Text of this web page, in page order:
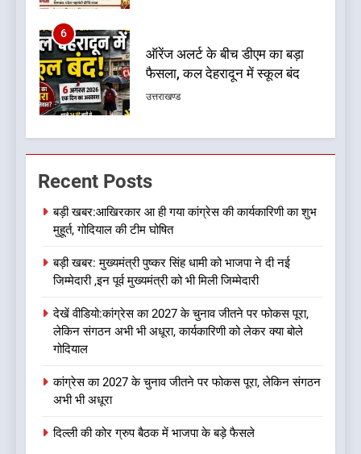
6
ऑरेंज अलर्ट के बीच डीएम का बड़ा
फैसला, कल देहरादून में स्कूल बंद
उत्तराखण्ड
7
भालू, ग्रामीणों में दहशत
उत्तराखण्ड
नशा उन्मूलन और मिशन एजुकेशन के
लिए एडवोकेट ललित मोहन जोशी को
मिला ‘घन्ना भाई सम्मान-2026
उत्तराखण्ड
1
बड़ी खबर:आखिरकार आ ही गया
कांग्रेस की कार्यकारिणी का शुभ मुहूर्त,
Recent Posts
बड़ी खबर:आखिरकार आ ही गया कांग्रेस की कार्यकारिणी का शुभ
मुहूर्त, गोदियाल की टीम घोषित
बड़ी खबर: मुख्यमंत्री पुष्कर सिंह धामी को भाजपा ने दी नई
जिम्मेदारी ,इन पूर्व मुख्यमंत्री को भी मिली जिम्मेदारी
देखें वीडियो:कांग्रेस का 2027 के चुनाव जीतने पर फोकस पूरा,
लेकिन संगठन अभी भी अधूरा, कार्यकारिणी को लेकर क्या बोले
गोदियाल
कांग्रेस का 2027 के चुनाव जीतने पर फोकस पूरा, लेकिन संगठन
अभी भी अधूरा
दिल्ली की कोर ग्रुप बैठक में भाजपा के बड़े फैसले